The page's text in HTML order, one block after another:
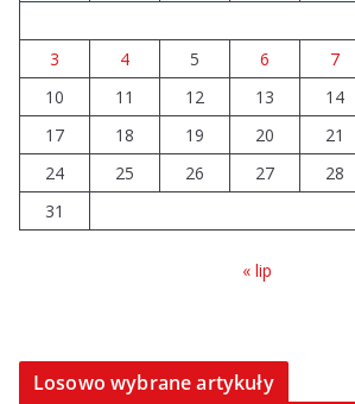
3
4 5 6 7
10
11 12 13 14
17
18 19 20 21
24
25 26 27 28
31
« lip
Losowo wybrane artykuły